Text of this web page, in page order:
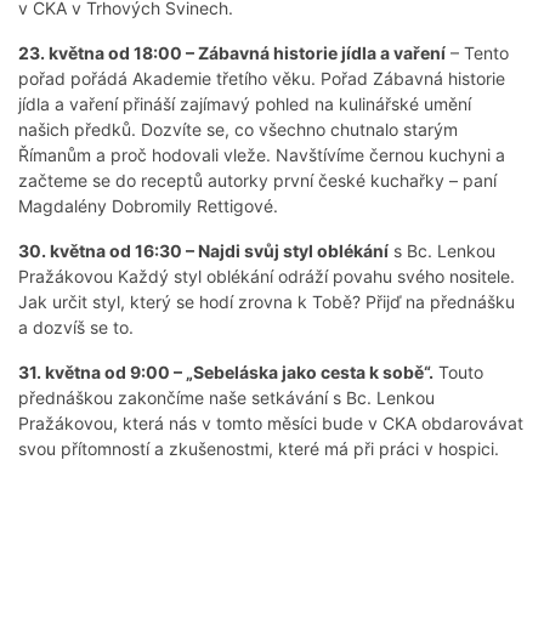
v CKA v Trhových Svinech.
23. května od 18:00 – Zábavná historie jídla a vaření – Tento
pořad pořádá Akademie třetího věku. Pořad Zábavná historie
jídla a vaření přináší zajímavý pohled na kulinářské umění
našich předků. Dozvíte se, co všechno chutnalo starým
Římanům a proč hodovali vleže. Navštívíme černou kuchyni a
začteme se do receptů autorky první české kuchařky – paní
Magdalény Dobromily Rettigové.
30. května od 16:30 – Najdi svůj styl oblékání s Bc. Lenkou
Pražákovou Každý styl oblékání odráží povahu svého nositele.
Jak určit styl, který se hodí zrovna k Tobě? Přijď na přednášku
a dozvíš se to.
31. května od 9:00 – „Sebeláska jako cesta k sobě“. Touto
přednáškou zakončíme naše setkávání s Bc. Lenkou
Pražákovou, která nás v tomto měsíci bude v CKA obdarovávat
svou přítomností a zkušenostmi, které má při práci v hospici.